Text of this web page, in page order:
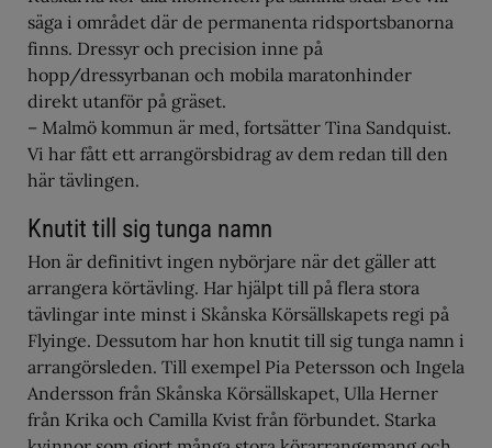
säga i området där de permanenta ridsportsbanorna
finns. Dressyr och precision inne på
hopp/dressyrbanan och mobila maratonhinder
direkt utanför på gräset.
– Malmö kommun är med, fortsätter Tina Sandquist.
Vi har fått ett arrangörsbidrag av dem redan till den
här tävlingen.
Knutit till sig tunga namn
Hon är definitivt ingen nybörjare när det gäller att
arrangera körtävling. Har hjälpt till på flera stora
tävlingar inte minst i Skånska Körsällskapets regi på
Flyinge. Dessutom har hon knutit till sig tunga namn i
arrangörsleden. Till exempel Pia Petersson och Ingela
Andersson från Skånska Körsällskapet, Ulla Herner
från Krika och Camilla Kvist från förbundet. Starka